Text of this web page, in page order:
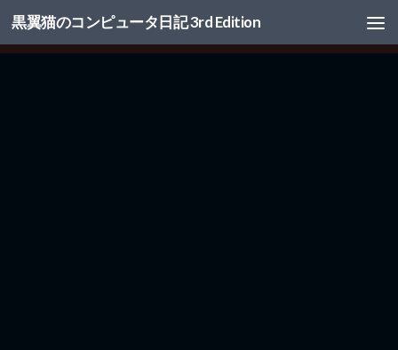
コンテンツへスキップ
黒翼猫のコンピュータ日記 3rd Edition